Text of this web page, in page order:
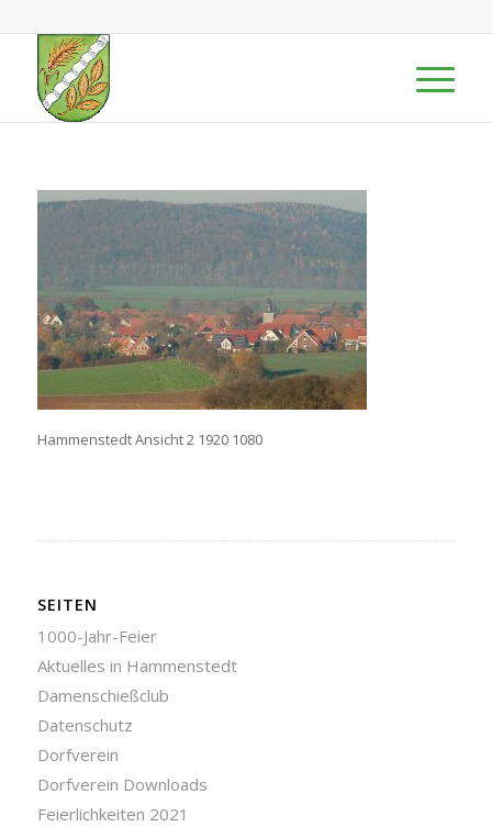
Hammenstedt Ansicht 2 1920 1080
SEITEN
1000-Jahr-Feier
Aktuelles in Hammenstedt
Damenschießclub
Datenschutz
Dorfverein
Dorfverein Downloads
Feierlichkeiten 2021